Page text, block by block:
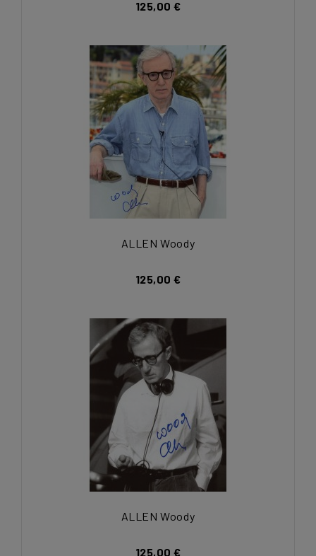
125,00 €
ALLEN Woody
125,00 €
ALLEN Woody
125,00 €